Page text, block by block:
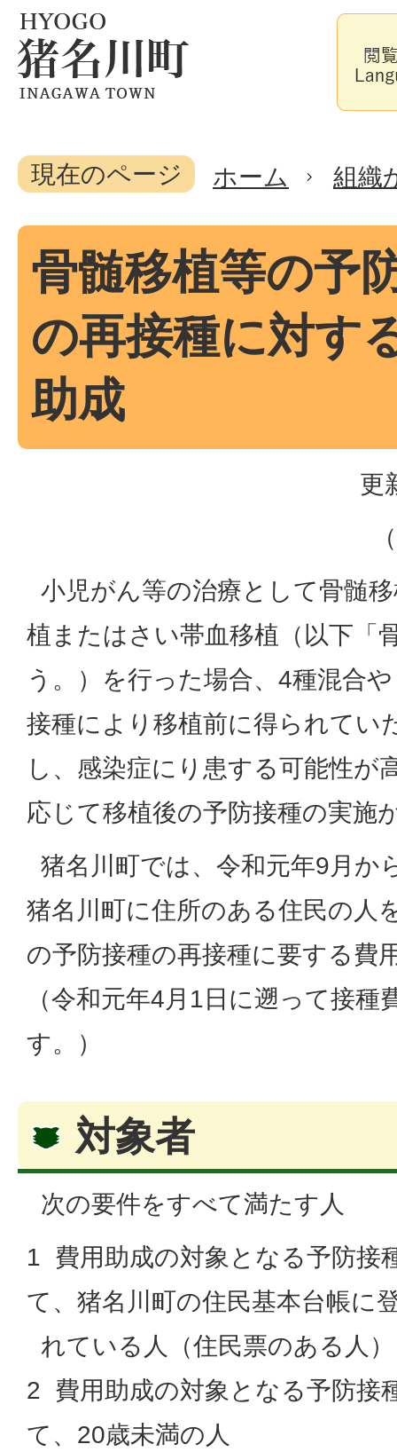
現在のページ ホーム 組織
骨髄移植等の予
の再接種に対す
助成
更
小児がん等の治療として骨髄
植またはさい帯血移植（以下「
う。）を行った場合、4種混合
接種により移植前に得られてい
し、感染症にり患する可能性が
応じて移植後の予防接種の実施
猪名川町では、令和元年9月か
猪名川町に住所のある住民の人
の予防接種の再接種に要する費
（令和元年4月1日に遡って接種
す。）
対象者
次の要件をすべて満たす人
1 費用助成の対象となる予防接
て、猪名川町の住民基本台帳に
れている人（住民票のある人）
2 費用助成の対象となる予防接
て、20歳未満の人